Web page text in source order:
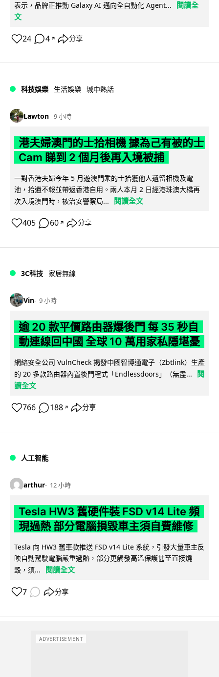
表示，品牌正推動 Galaxy AI 邁向全自動化 Agent...
閱讀全
文
24 4 ↗ 分享
科技娛樂 生活娛樂 城中熱話
Lawton 9 小時
港夫婦澳門的士拾相機 據為己有被的士
Cam 睇到 2 個月後再入境被捕
一對香港夫婦今年 5 月遊澳門乘的士拾獲他人遺留相機及電
池，拾遺不報並帶返香港自用。兩人本月 2 日經港珠澳大橋再
次入境澳門時，被治安警察局...
閱讀全文
405 60 ↗ 分享
3C科技 家居無線
Vin 9 小時
逾 20 款平價路由器爆後門 每 35 秒自
動連線回中國 全球 10 萬用家私隱堪憂
網絡安全公司 VulnCheck 揭發中國智博通電子（Zbtlink）生產
的 20 多款路由器內置後門程式「Endlessdoors」（無盡...
閱
讀全文
766 188 ↗ 分享
人工智能
arthur 12 小時
Tesla HW3 舊硬件裝 FSD v14 Lite 頻
現過熱 部分電腦損毀車主須自費維修
Tesla 向 HW3 舊車款推送 FSD v14 Lite 系統，引發大量車主反
映自動駕駛電腦嚴重過熱，部分更觸發高溫保護甚至直接燒
毀，須...
閱讀全文
7 分享
ADVERTISEMENT